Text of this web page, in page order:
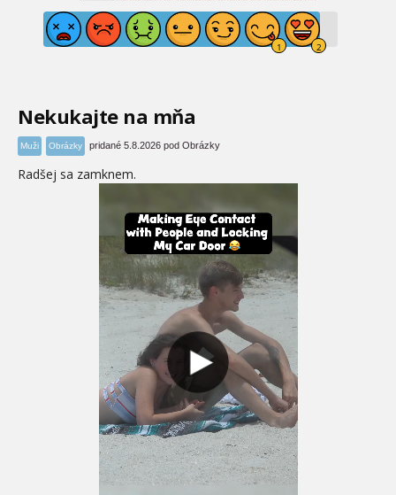
Nekukajte na mňa
Muži Obrázky pridané 5.8.2026 pod Obrázky
Radšej sa zamknem.